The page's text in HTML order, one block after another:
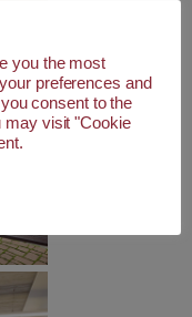
you the most
preferences and
consent to the
may visit "Cookie